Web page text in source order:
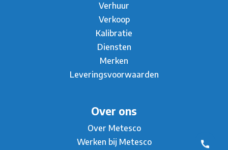
Verhuur
Verkoop
Kalibratie
Diensten
Merken
Leveringsvoorwaarden
Over ons
Over Metesco
Werken bij Metesco